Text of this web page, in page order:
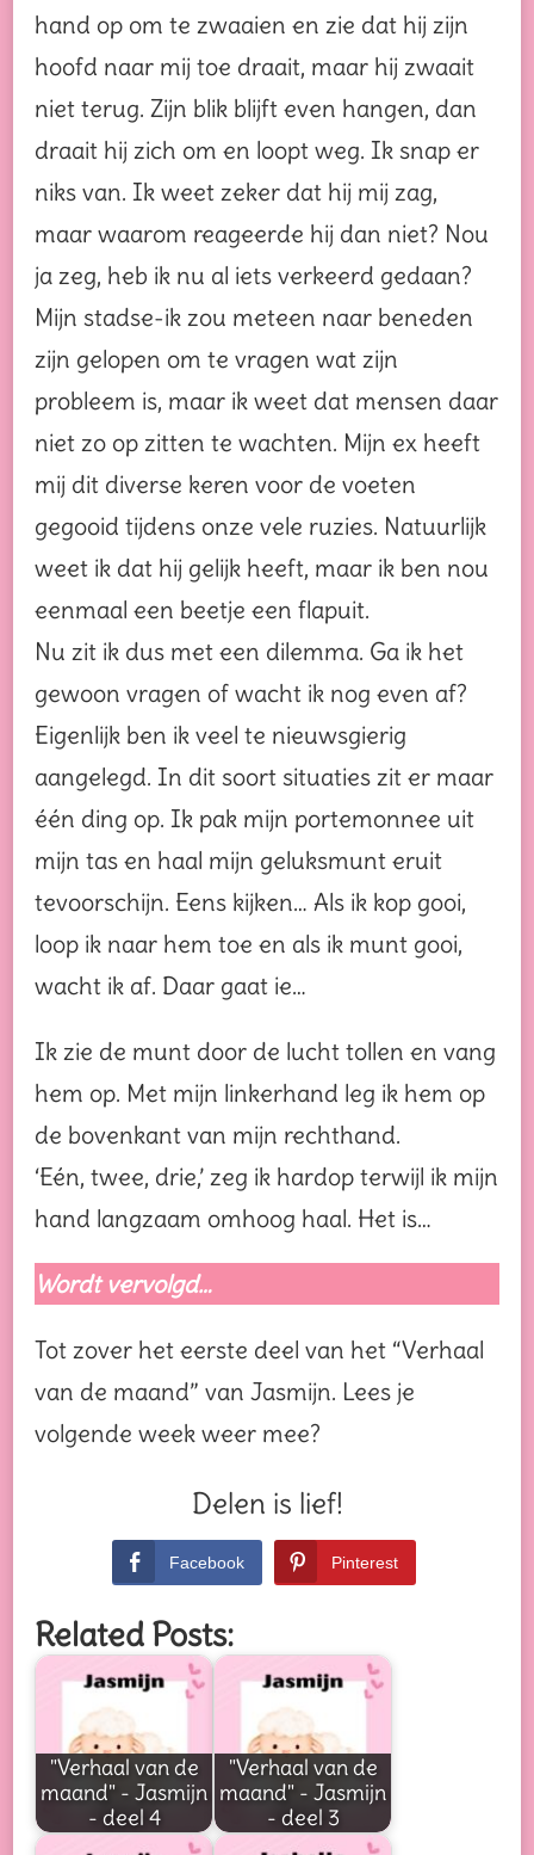
hand op om te zwaaien en zie dat hij zijn
hoofd naar mij toe draait, maar hij zwaait
niet terug. Zijn blik blijft even hangen, dan
draait hij zich om en loopt weg. Ik snap er
niks van. Ik weet zeker dat hij mij zag,
maar waarom reageerde hij dan niet? Nou
ja zeg, heb ik nu al iets verkeerd gedaan?
Mijn stadse-ik zou meteen naar beneden
zijn gelopen om te vragen wat zijn
probleem is, maar ik weet dat mensen daar
niet zo op zitten te wachten. Mijn ex heeft
mij dit diverse keren voor de voeten
gegooid tijdens onze vele ruzies. Natuurlijk
weet ik dat hij gelijk heeft, maar ik ben nou
eenmaal een beetje een flapuit.
Nu zit ik dus met een dilemma. Ga ik het
gewoon vragen of wacht ik nog even af?
Eigenlijk ben ik veel te nieuwsgierig
aangelegd. In dit soort situaties zit er maar
één ding op. Ik pak mijn portemonnee uit
mijn tas en haal mijn geluksmunt eruit
tevoorschijn. Eens kijken… Als ik kop gooi,
loop ik naar hem toe en als ik munt gooi,
wacht ik af. Daar gaat ie…
Ik zie de munt door de lucht tollen en vang
hem op. Met mijn linkerhand leg ik hem op
de bovenkant van mijn rechthand.
‘Eén, twee, drie,’ zeg ik hardop terwijl ik mijn
hand langzaam omhoog haal. Het is…
Wordt vervolgd…
Tot zover het eerste deel van het “Verhaal
van de maand” van Jasmijn. Lees je
volgende week weer mee?
Delen is lief!
Facebook Pinterest
Related Posts:
"Verhaal van de
maand" - Jasmijn
- deel 4
"Verhaal van de
maand" - Jasmijn
- deel 3